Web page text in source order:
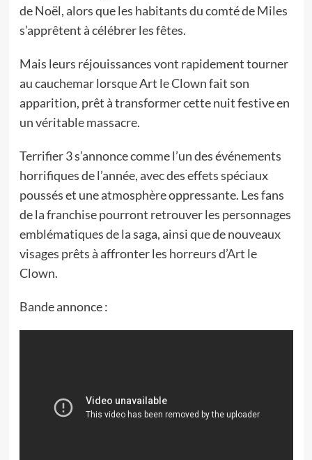
de Noël, alors que les habitants du comté de Miles
s’apprêtent à célébrer les fêtes.
Mais leurs réjouissances vont rapidement tourner
au cauchemar lorsque Art le Clown fait son
apparition, prêt à transformer cette nuit festive en
un véritable massacre.
Terrifier 3 s’annonce comme l’un des événements
horrifiques de l’année, avec des effets spéciaux
poussés et une atmosphère oppressante. Les fans
de la franchise pourront retrouver les personnages
emblématiques de la saga, ainsi que de nouveaux
visages prêts à affronter les horreurs d’Art le
Clown.
Bande annonce :